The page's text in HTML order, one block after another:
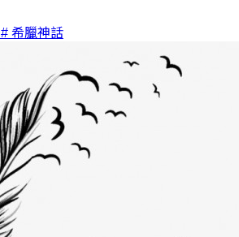
# 希臘神話